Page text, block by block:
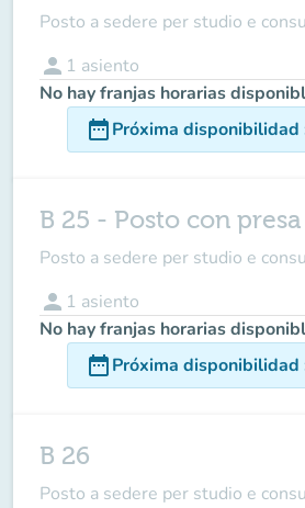
Posto a sedere per studio e
person 1 asiento
No hay franjas horarias
date_rangePróxima disponibilidad
B 25 - Posto con
Posto a sedere per studio e
person 1 asiento
No hay franjas horarias
date_rangePróxima disponibilidad
B 26
Posto a sedere per studio e